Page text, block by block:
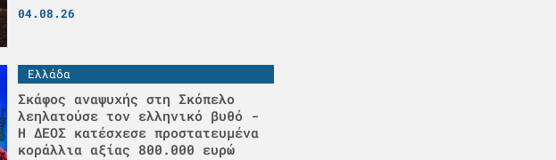
04.08.26
Ελλάδα
Σκάφος αναψυχής στη Σκόπελο
λεηλατούσε τον ελληνικό βυθό -
H ΔΕΟΣ κατέσχεσε προστατευμένα
κοράλλια αξίας 800.000 ευρώ